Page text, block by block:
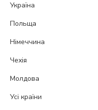
Україна
Польща
Німеччина
Чехія
Молдова
Усі країни